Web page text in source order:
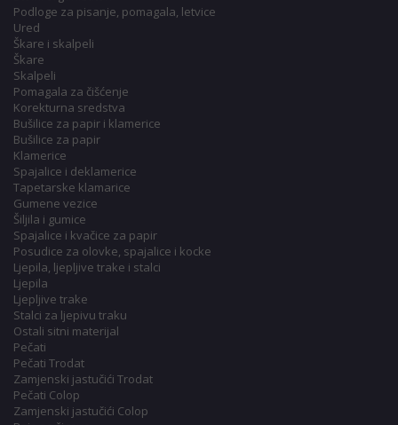
Podloge za pisanje, pomagala, letvice
Ured
Škare i skalpeli
Škare
Skalpeli
Pomagala za čišćenje
Korekturna sredstva
Bušilice za papir i klamerice
Bušilice za papir
Klamerice
Spajalice i deklamerice
Tapetarske klamarice
Gumene vezice
Šiljila i gumice
Spajalice i kvačice za papir
Posudice za olovke, spajalice i kocke
Ljepila, ljepljive trake i stalci
Ljepila
Ljepljive trake
Stalci za ljepivu traku
Ostali sitni materijal
Pečati
Pečati Trodat
Zamjenski jastučići Trodat
Pečati Colop
Zamjenski jastučići Colop